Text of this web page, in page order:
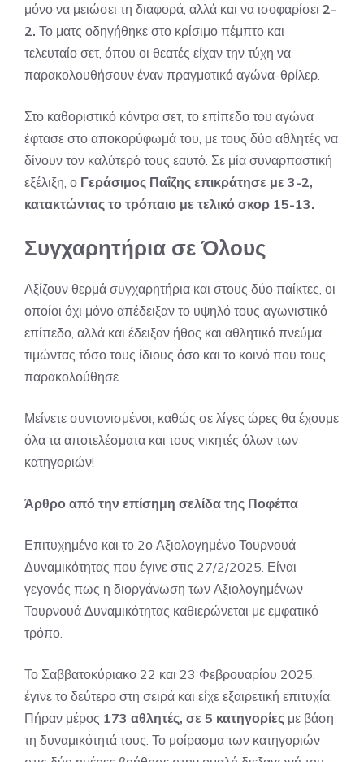
μόνο να μειώσει τη διαφορά, αλλά και να ισοφαρίσει 2-
2. Το ματς οδηγήθηκε στο κρίσιμο πέμπτο και
τελευταίο σετ, όπου οι θεατές είχαν την τύχη να
παρακολουθήσουν έναν πραγματικό αγώνα-θρίλερ.
Στο καθοριστικό κόντρα σετ, το επίπεδο του αγώνα
έφτασε στο αποκορύφωμά του, με τους δύο αθλητές να
δίνουν τον καλύτερό τους εαυτό. Σε μία συναρπαστική
εξέλιξη, ο Γεράσιμος Παΐζης επικράτησε με 3-2,
κατακτώντας το τρόπαιο με τελικό σκορ 15-13.
Συγχαρητήρια σε Όλους
Αξίζουν θερμά συγχαρητήρια και στους δύο παίκτες, οι
οποίοι όχι μόνο απέδειξαν το υψηλό τους αγωνιστικό
επίπεδο, αλλά και έδειξαν ήθος και αθλητικό πνεύμα,
τιμώντας τόσο τους ίδιους όσο και το κοινό που τους
παρακολούθησε.
Μείνετε συντονισμένοι, καθώς σε λίγες ώρες θα έχουμε
όλα τα αποτελέσματα και τους νικητές όλων των
κατηγοριών!
Άρθρο από την επίσημη σελίδα της Ποφέπα
Επιτυχημένο και το 2ο Αξιολογημένο Τουρνουά
Δυναμικότητας που έγινε στις 27/2/2025. ​Είναι
γεγονός πως η διοργάνωση των Αξιολογημένων
Τουρνουά Δυναμικότητας καθιερώνεται με εμφατικό
τρόπο.
Το Σαββατοκύριακο 22 και 23 Φεβρουαρίου 2025,
έγινε το δεύτερο στη σειρά και είχε εξαιρετική επιτυχία.
Πήραν μέρος 173 αθλητές, σε 5 κατηγορίες με βάση
τη δυναμικότητά τους. Το μοίρασμα των κατηγοριών